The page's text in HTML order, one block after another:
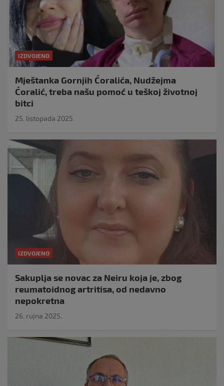
IZDVOJENO
Mještanka Gornjih Ćoralića, Nudžejma
Ćoralić, treba našu pomoć u teškoj životnoj
bitci
25. listopada 2025.
IZDVOJENO
Sakuplja se novac za Neiru koja je, zbog
reumatoidnog artritisa, od nedavno
nepokretna
26. rujna 2025.